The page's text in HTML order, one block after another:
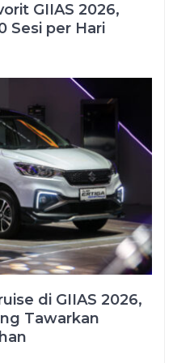
GIIAS 2026,
Sesi per Hari
di GIIAS 2026,
Tawarkan